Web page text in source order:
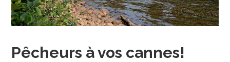
Pêcheurs à vos cannes!